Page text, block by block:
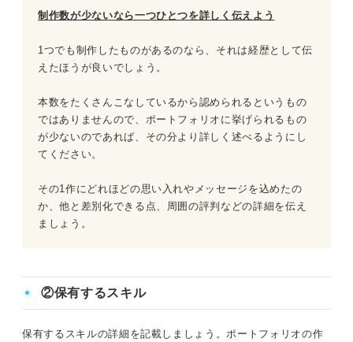
制作数が少ないなら一つひとつを詳しく伝えよう
1つでも制作したものがあるのなら、それは経歴として伝
えたほうが良いでしょう。
本数をたくさんこなしているから認められるというもの
ではありませんので、ポートフォリオに挙げられるもの
が少ないのであれば、その分より詳しく述べるようにし
てください。
その1作にどれほどの思い入れやメッセージを込めたの
か、他と差別化できる点、周囲の評判などの詳細を伝え
ましょう。
②保有するスキル
保有するスキルの詳細を記載しましょう。ポートフォリオの作